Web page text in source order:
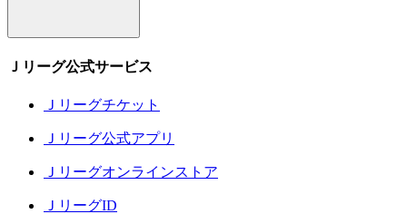
Ｊリーグ公式サービス
Ｊリーグチケット
Ｊリーグ公式アプリ
Ｊリーグオンラインストア
ＪリーグID